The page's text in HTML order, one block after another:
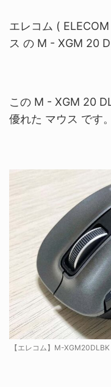
エレコム ( ELECOM
ス の M - XGM 20
この M - XGM 20
優れた マウス です。
【エレコム】M-